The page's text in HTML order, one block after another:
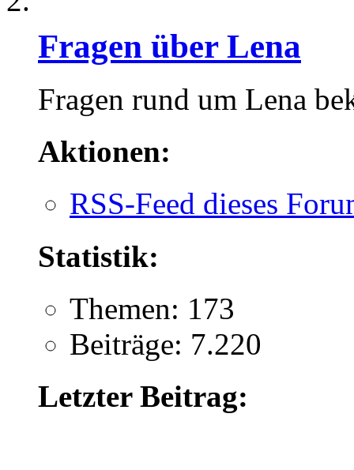
Fragen über Lena
Fragen rund um Lena
Aktionen:
RSS-Feed dieses
Statistik:
Themen: 173
Beiträge: 7.220
Letzter Beitrag: